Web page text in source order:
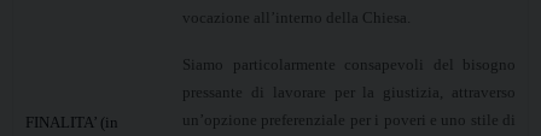
FINALITA’ (in
vocazione all’interno della Chiesa.
Siamo particolarmente consapevoli del bisogno
pressante di lavorare per la giustizia, attraverso
un’opzione preferenziale per i poveri e uno stile di